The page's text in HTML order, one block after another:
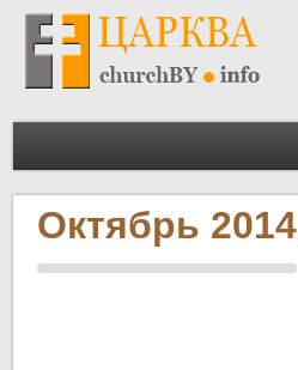
Октябрь 2014